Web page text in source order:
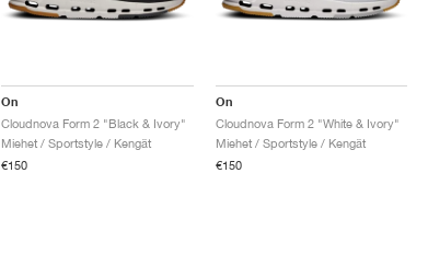
On
Cloudnova Form 2 "Black & Ivory"
Miehet / Sportstyle / Kengät
€150
On
Cloudnova Form 2 "White & Ivory"
Miehet / Sportstyle / Kengät
€150